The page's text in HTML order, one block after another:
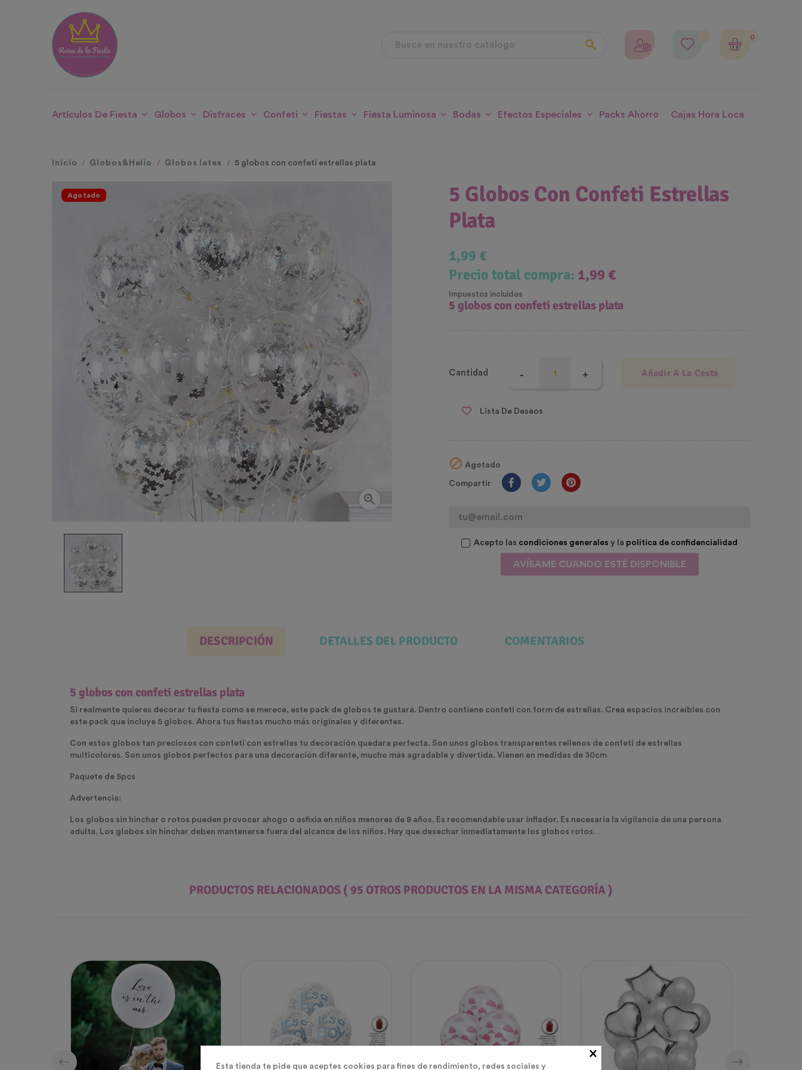

0
Artículos De Fiesta Globos Disfraces Confeti Fiestas Fiesta Luminosa Bodas Efectos Especiales Packs Ahorro Cajas Hora Loca
Inicio Globos&Helio Globos latex 5 globos con confeti estrellas plata
Agotado

5 Globos Con Confeti Estrellas
Plata
1,99 €
Precio total compra: 1,99 €
Impuestos incluidos
5 globos con confeti estrellas plata
Cantidad Añadir A La Cesta
Lista De Deseos
 Agotado
Compartir
Acepto las condiciones generales y la política de confidencialidad
AVÍSAME CUANDO ESTÉ DISPONIBLE
DESCRIPCIÓN DETALLES DEL PRODUCTO COMENTARIOS
5 globos con confeti estrellas plata
Si realmente quieres decorar tu fiesta como se merece, este pack de globos te gustará. Dentro contiene confeti con form de estrellas. Crea espacios increíbles con
este pack que incluye 5 globos. Ahora tus fiestas mucho más originales y diferentes.
Con estos globos tan preciosos con confeti con estrellas tu decoración quedara perfecta. Son unos globos transparentes rellenos de confeti de estrellas
multicolores. Son unos globos perfectos para una decoración diferente, mucho más agradable y divertida. Vienen en medidas de 30cm
Paquete de 5pcs
Advertencia:
Los globos sin hinchar o rotos pueden provocar ahogo o asfixia en niños menores de 8 años. Es recomendable usar inflador. Es necesaria la vigilancia de una persona
adulta. Los globos sin hinchar deben mantenerse fuera del alcance de los niños. Hay que desechar inmediatamente los globos rotos.
PRODUCTOS RELACIONADOS ( 95 OTROS PRODUCTOS EN LA MISMA CATEGORÍA )
×
Esta tienda te pide que aceptes cookies para fines de rendimiento, redes sociales y